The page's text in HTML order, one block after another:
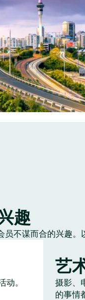
趣
不谋而合的兴趣。
动。
艺
摄影、
的事情